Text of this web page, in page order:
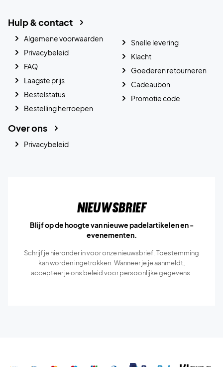
Hulp & contact
Algemene voorwaarden
Privacybeleid
FAQ
Laagste prijs
Bestelstatus
Bestelling herroepen
Snelle levering
Klacht
Goederen retourneren
Cadeaubon
Promotie code
Over ons
Privacybeleid
Nieuwsbrief
Blijf op de hoogte van nieuwe padelartikelen en -
evenementen.
Schrijf je hieronder in voor onze nieuwsbrief. Toestemming
kan worden ingetrokken. Wanneer je je aanmeldt,
accepteer je ons beleid voor persoonlijke gegevens.